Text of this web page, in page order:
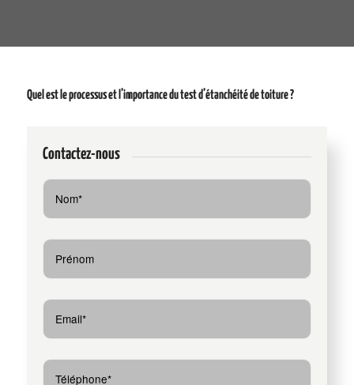
Quel est le processus et l’importance du test d’étanchéité de toiture ?
Contactez-nous